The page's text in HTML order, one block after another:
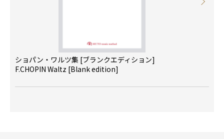
ショパン・ワルツ集 [ブランクエディション]
F.CHOPIN Waltz [Blank edition]